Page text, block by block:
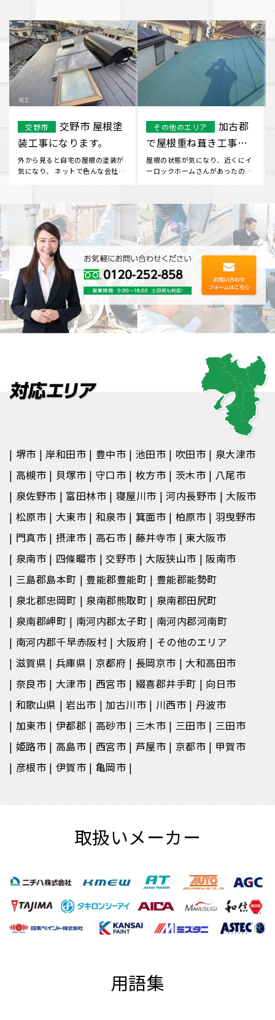
その他のエリア
京都市
で屋根重ね葺き工事を
行いました
かなり前から屋根の色や汚れが気
になっていました。 イーロックホ
その他のエリア
和歌山
市で瓦棒葺き屋根塗装
工事を行いました
外から見ると屋根の塗装が気にな
り、 イーロックホームさんに問い
堺市 岸和田市 豊中市 池田市 吹田市
泉大津市
高槻市
貝塚市 守口市 枚方市 茨木市
八尾市
泉佐野市
富田林市 寝屋川市 河内長野市
大阪市
松原市
大東市 和泉市 箕面市 柏原市
羽曳野市
門真市
摂津市 高石市 藤井寺市
東大阪市
泉南市
四條畷市 交野市 大阪狭山市
阪南市
三島郡島本町
豊能郡豊能町
豊能郡能勢町
泉北郡忠岡町
泉南郡熊取町
泉南郡田尻町
泉南郡岬町
南河内郡太子町
南河内郡河南町
南河内郡千早赤阪村
大阪府
その他のエリア
滋賀県
兵庫県 京都府 長岡京市
大和高田市
奈良市
大津市 西宮市 綴喜郡井手町
向日市
和歌山県
岩出市 加古川市 川西市
丹波市
加東市
伊都郡 高砂市 三木市 三田市
三田市
姫路市
高島市 西宮市 芦屋市 京都市
甲賀市
彦根市
伊賀市 亀岡市
取扱いメーカー
用語集